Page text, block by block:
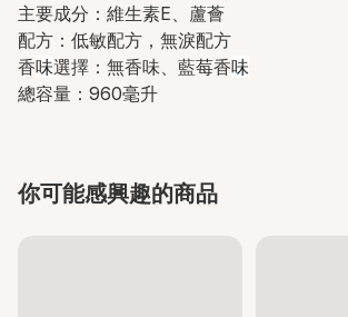
主要成分：維生素E、蘆薈
配方：低敏配方，無淚配方
香味選擇：無香味、藍莓香味
總容量：960毫升
你可能感興趣的商品